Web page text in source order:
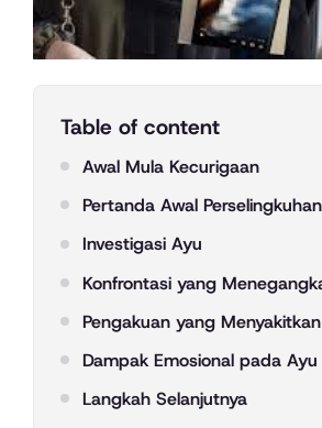
Table of content
Awal Mula Kecurigaan
Pertanda Awal Perselingkuhan
Investigasi Ayu
Konfrontasi yang
Pengakuan yang Menyakitkan
Dampak Emosional pada Ayu
Langkah Selanjutnya